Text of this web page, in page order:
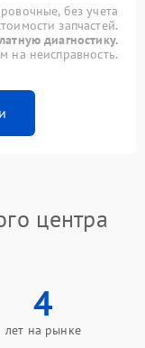
без учета
запчастей.
диагностику.
на неисправность.
центра
4
лет на рынке